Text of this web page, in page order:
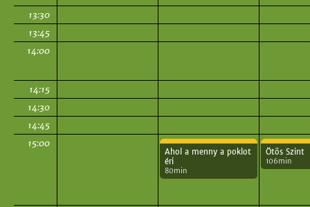
13:30
13:45
14:00
14:15
14:30
14:45
15:00
Ahol a menny a poklot
éri
80min
Ötös Szint
106min